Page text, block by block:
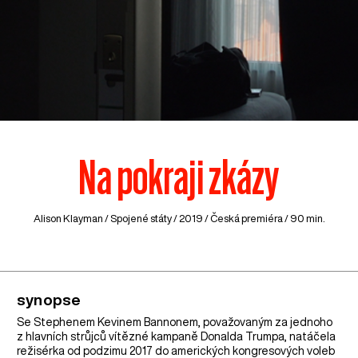
Na pokraji zkázy
Alison Klayman / Spojené státy/ 2019 / Česká premiéra / 90 min.
synopse
Se Stephenem Kevinem Bannonem, považovaným za jednoho
z hlavních strůjců vítězné kampaně Donalda Trumpa, natáčela
režisérka od podzimu 2017 do amerických kongresových voleb